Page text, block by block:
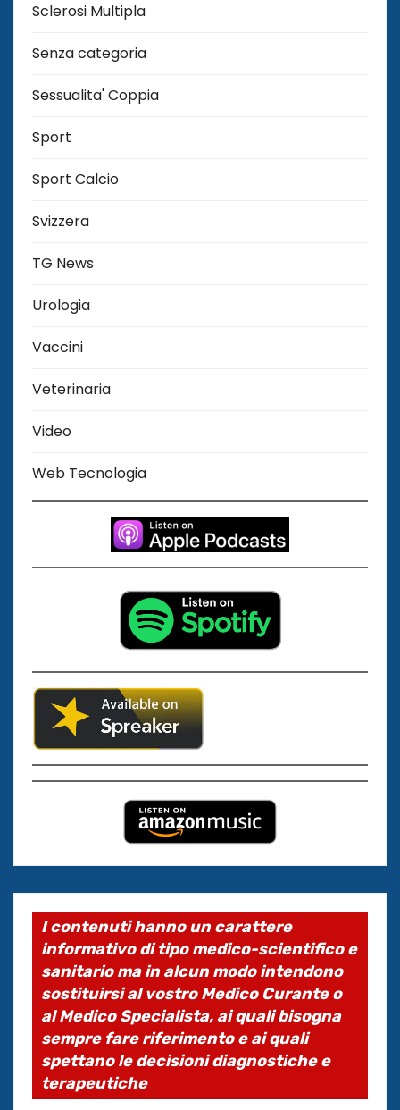
Sclerosi Multipla
Senza categoria
Sessualita' Coppia
Sport
Sport Calcio
Svizzera
TG News
Urologia
Vaccini
Veterinaria
Video
Web Tecnologia
I contenuti hanno un carattere
informativo di tipo medico-scientifico e
sanitario ma in alcun modo intendono
sostituirsi al vostro Medico Curante o
al Medico Specialista, ai quali bisogna
sempre fare riferimento e ai quali
spettano le decisioni diagnostiche e
terapeutiche